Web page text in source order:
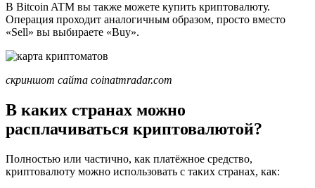
В Bitcoin ATM вы также можете купить криптовалюту.
Операция проходит аналогичным образом, просто вместо
«Sell» вы выбираете «Buy».
скриншот сайта coinatmradar.com
В каких странах можно
расплачиваться криптовалютой?
Полностью или частично, как платёжное средство,
криптовалюту можно использовать с таких странах, как: